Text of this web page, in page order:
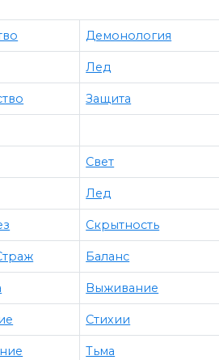
Демонология
Лед
Защита
Свет
Лед
Скрытность
Баланс
Выживание
Стихии
Тьма